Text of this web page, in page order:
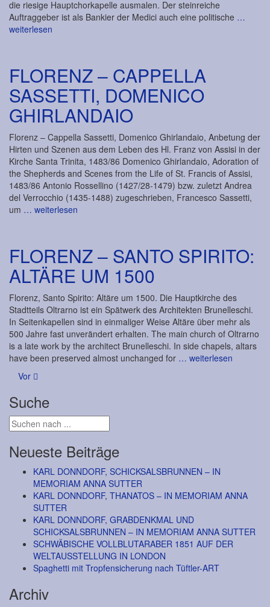
die riesige Hauptchorkapelle ausmalen. Der steinreiche
Auftraggeber ist als Bankier der Medici auch eine politische …
weiterlesen
FLORENZ – CAPPELLA
SASSETTI, DOMENICO
GHIRLANDAIO
Florenz – Cappella Sassetti, Domenico Ghirlandaio, Anbetung der
Hirten und Szenen aus dem Leben des Hl. Franz von Assisi in der
Kirche Santa Trinita, 1483/86 Domenico Ghirlandaio, Adoration of
the Shepherds and Scenes from the Life of St. Francis of Assisi,
1483/86 Antonio Rossellino (1427/28-1479) bzw. zuletzt Andrea
del Verrocchio (1435-1488) zugeschrieben, Francesco Sassetti,
um … weiterlesen
FLORENZ – SANTO SPIRITO:
ALTÄRE UM 1500
Florenz, Santo Spirito: Altäre um 1500. Die Hauptkirche des
Stadtteils Oltrarno ist ein Spätwerk des Architekten Brunelleschi.
In Seitenkapellen sind in einmaliger Weise Altäre über mehr als
500 Jahre fast unverändert erhalten. The main church of Oltrarno
is a late work by the architect Brunelleschi. In side chapels, altars
have been preserved almost unchanged for … weiterlesen
Posts
navigation
Vor
Suche
Neueste Beiträge
KARL DONNDORF, SCHICKSALSBRUNNEN – IN
MEMORIAM ANNA SUTTER
KARL DONNDORF, THANATOS – IN MEMORIAM ANNA
SUTTER
KARL DONNDORF, GRABDENKMAL UND
SCHICKSALSBRUNNEN – IN MEMORIAM ANNA SUTTER
SCHWÄBISCHE VOLLBLUTARABER 1851 AUF DER
WELTAUSSTELLUNG IN LONDON
Spaghetti mit Tropfensicherung nach Tüftler-ART
Archiv